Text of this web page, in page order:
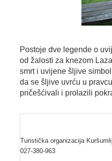
Postoje dve legende o
od žalosti za knezom
smrt i uvijene šljive
da se šljive uvrću u
pričešćivali i prolazili
Turistička organizacija
027-380-